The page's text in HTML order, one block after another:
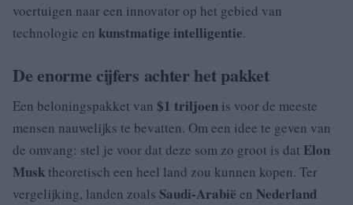
voertuigen naar een innovator op het gebied van
technologie en kunstmatige intelligentie.
De enorme cijfers achter het pakket
Een beloningspakket van $1 triljoen is voor de meeste
mensen nauwelijks te bevatten. Om een idee te geven van
de omvang: stel je voor dat deze som zo groot is dat Elon
Musk theoretisch een heel land zou kunnen kopen. Ter
vergelijking, landen zoals Saudi-Arabië en Nederland